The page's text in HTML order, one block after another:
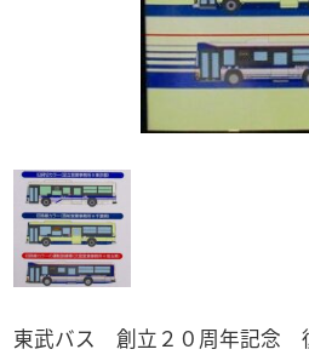
「バス」全
トミカ
アドウィング
トミーテック
輸入品
トラック
「トラック」
トミーテック
電車
「1/64スケール
ガンダム
キン肉マン
東武バス 創立２０周年記念